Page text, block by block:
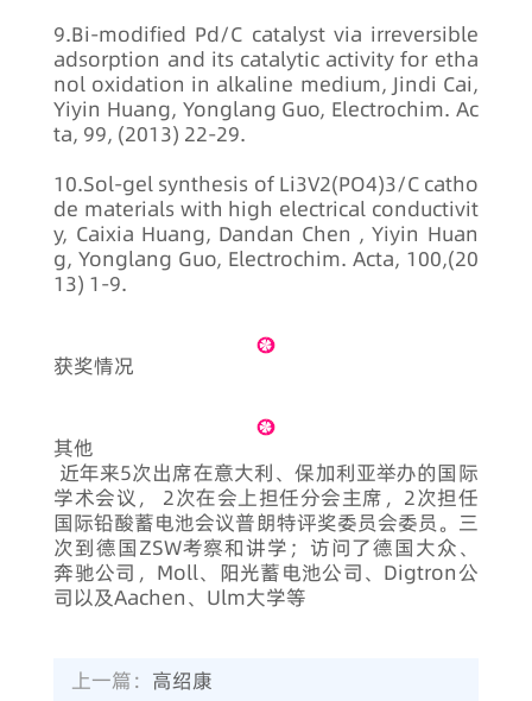
9.Bi-modified Pd/C catalyst via irreversible
adsorption and its catalytic activity for etha
nol oxidation in alkaline medium, Jindi Cai,
Yiyin Huang, Yonglang Guo, Electrochim. Ac
ta, 99, (2013) 22-29.
10.Sol-gel synthesis of Li3V2(PO4)3/C catho
de materials with high electrical conductivit
y, Caixia Huang, Dandan Chen , Yiyin Huan
g, Yonglang Guo, Electrochim. Acta, 100,(20
13) 1-9.
获奖情况
其他
近年来5次出席在意大利、保加利亚举办的国际
学术会议， 2次在会上担任分会主席，2次担任
国际铅酸蓄电池会议普朗特评奖委员会委员。三
次到德国ZSW考察和讲学；访问了德国大众、
奔驰公司，Moll、阳光蓄电池公司、Digtron公
司以及Aachen、Ulm大学等
上一篇： 高绍康